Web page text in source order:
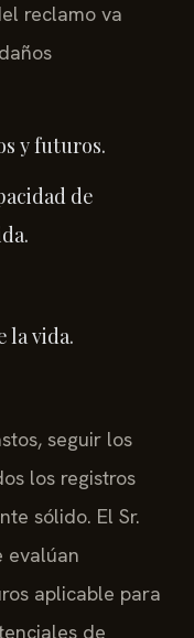
reclamo va
y futuros.
de
la vida.
seguir los
los registros
sólido. El Sr.
evalúan
aplicable para
de